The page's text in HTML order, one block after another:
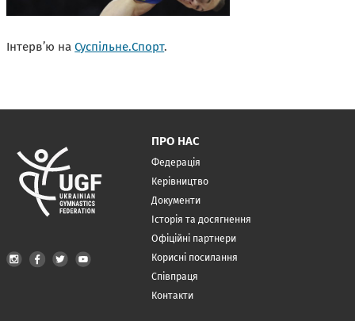
Інтерв’ю наСуспільне.Спорт.
ПРО НАС
Федерація
Керівництво
Документи
Історія та досягнення
Офіційні партнери
Корисні посилання
Співпраця
Контакти